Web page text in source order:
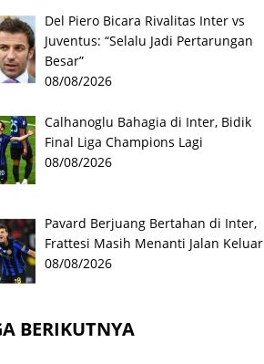
Del Piero Bicara Rivalitas Inter vs
Juventus: “Selalu Jadi Pertarungan
Besar”
08/08/2026
Calhanoglu Bahagia di Inter, Bidik
Final Liga Champions Lagi
08/08/2026
Pavard Berjuang Bertahan di Inter,
Frattesi Masih Menanti Jalan Keluar
08/08/2026
BERIKUTNYA